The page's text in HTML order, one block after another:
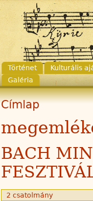
Történet
Kulturális
Galéria
Címlap
BACH
2 csatolmány